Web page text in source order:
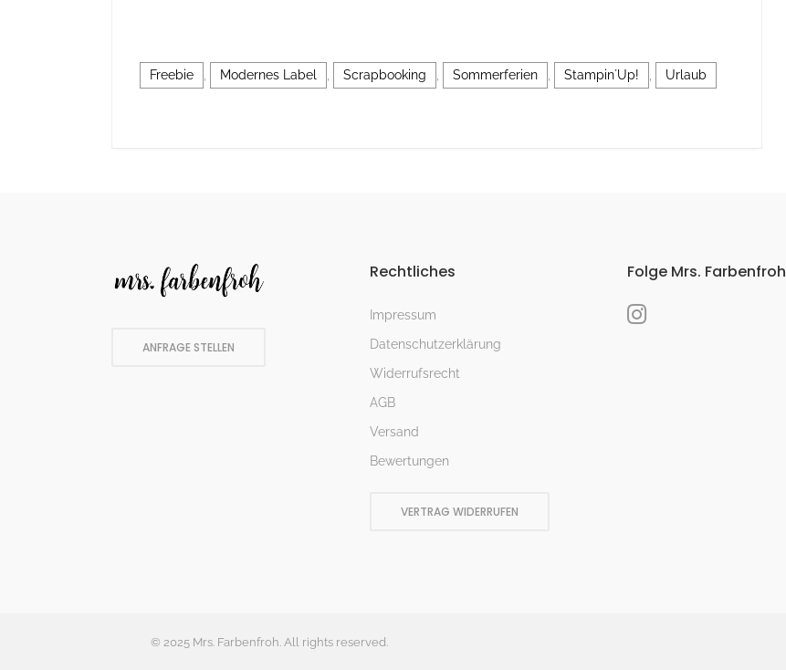
Freebie Modernes Label Scrapbooking Sommerferien Stampin´Up! Urlaub
ANFRAGE STELLEN
Rechtliches
Impressum
Datenschutzerklärung
Widerrufsrecht
AGB
Versand
Bewertungen
VERTRAG WIDERRUFEN
Folge Mrs. Farbenfroh
© 2025 Mrs. Farbenfroh. All rights reserved.